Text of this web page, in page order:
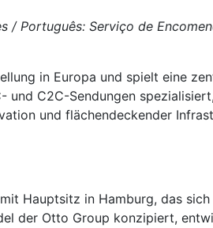
/ Português: Serviço de
in Europa und spielt eine
C2C-Sendungen
und flächendeckender
Hauptsitz in Hamburg, das
der Otto Group konzipiert,